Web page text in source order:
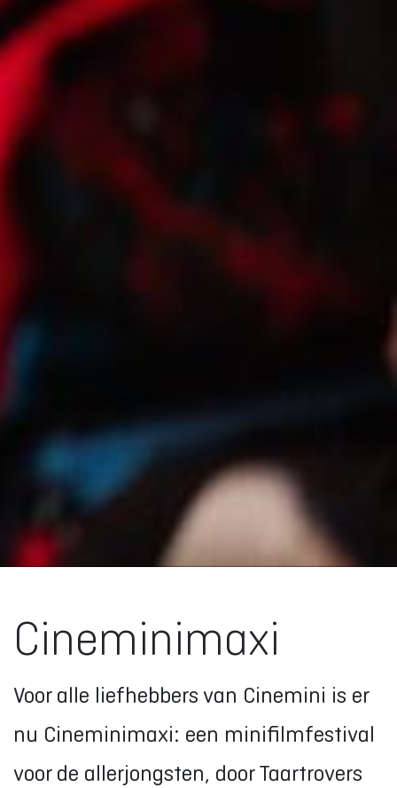
Cineminimaxi
Voor alle liefhebbers van Cinemini is er
nu Cineminimaxi: een minifilmfestival
voor de allerjongsten, door Taartrovers